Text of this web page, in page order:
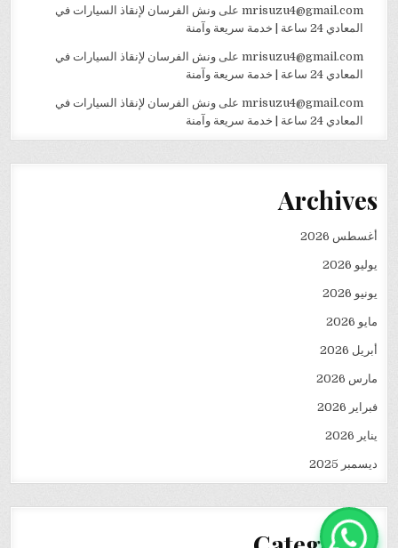
mrisuzu4@gmail.comعلى ونش الفرسان لإنقاذ السيارات في
المعادي 24 ساعة | خدمة سريعة وآمنة
mrisuzu4@gmail.comعلى ونش الفرسان لإنقاذ السيارات في
المعادي 24 ساعة | خدمة سريعة وآمنة
mrisuzu4@gmail.comعلى ونش الفرسان لإنقاذ السيارات في
المعادي 24 ساعة | خدمة سريعة وآمنة
Archives
أغسطس 2026
يوليو 2026
يونيو 2026
مايو 2026
أبريل 2026
مارس 2026
فبراير 2026
يناير 2026
ديسمبر 2025